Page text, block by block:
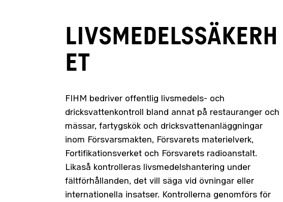
LIVSMEDELSSÄKERH
ET
FIHM bedriver offentlig livsmedels- och
dricksvattenkontroll bland annat på restauranger och
mässar, fartygskök och dricksvattenanläggningar
inom Försvarsmakten, Försvarets materielverk,
Fortifikationsverket och Försvarets radioanstalt.
Likaså kontrolleras livsmedelshantering under
fältförhållanden, det vill säga vid övningar eller
internationella insatser. Kontrollerna genomförs för